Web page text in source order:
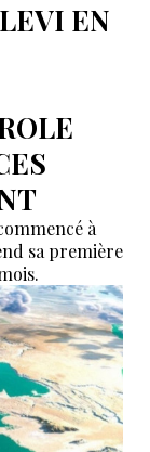
EN
à
sa première